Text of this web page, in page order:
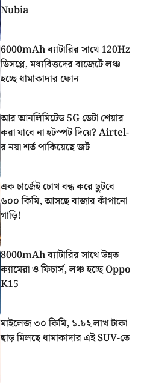
Nubia
6000mAh ব্যাটারির সাথে 120Hz
ডিসপ্লে, মধ্যবিত্তদের বাজেটে লঞ্চ
হচ্ছে ধামাকাদার ফোন
আর আনলিমিটেড 5G ডেটা শেয়ার
করা যাবে না হটস্পট দিয়ে? Airtel-
র নয়া শর্ত পাকিয়েছে জট
এক চার্জেই চোখ বন্ধ করে ছুটবে
৬০০ কিমি, আসছে বাজার কাঁপানো
গাড়ি!
8000mAh ব্যাটারির সাথে উন্নত
ক্যামেরা ও ফিচার্স, লঞ্চ হচ্ছে Oppo
K15
মাইলেজ ৩০ কিমি, ১.৮২ লাখ টাকা
ছাড় মিলছে ধামাকাদার এই SUV-তে